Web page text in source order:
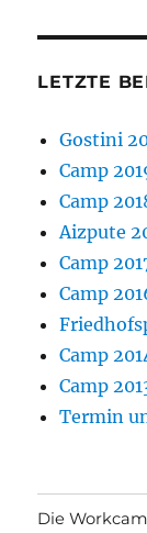
LETZTE
Gostini
Camp
Camp
Aizpute
Camp
Camp
Camp
Camp
Termin
Die